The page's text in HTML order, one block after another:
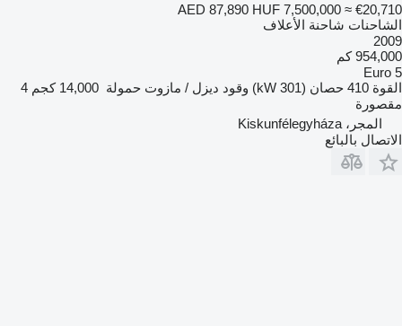
AED 87,890 HUF 7,500,000 ≈ €20,710
الشاحنات شاحنة الأعلاف
2009
954,000 كم
Euro 5
القوة 410 حصان (301 kW) وقود ديزل / مازوت حمولة 14,000 كجم
4
مقصورة
المجر، Kiskunfélegyháza
الاتصال بالبائع